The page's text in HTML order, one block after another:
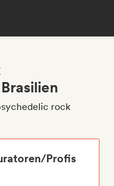
rock
Profis